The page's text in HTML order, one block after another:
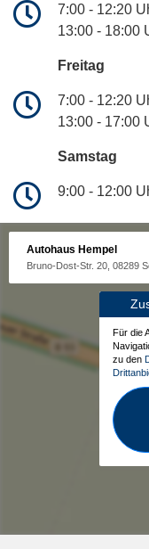
7:00 - 12:20
13:00 - 18:00
Freitag
7:00 - 12:20
13:00 - 17:00
Samstag
9:00 - 12:00
Autohaus Hempel
Bruno-Dost-Str. 20, 08289
Für die
zu den